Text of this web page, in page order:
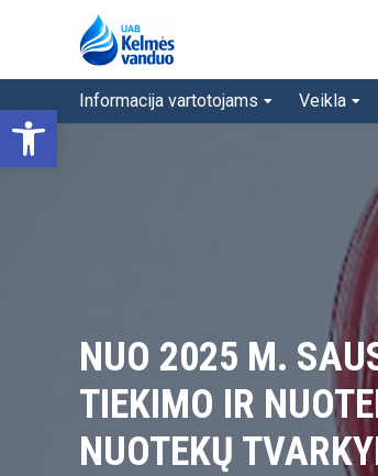
Open toolbarInformacija vartotojams Veikla
NUO 2025 M.
TIEKIMO IR
NUOTEKŲ